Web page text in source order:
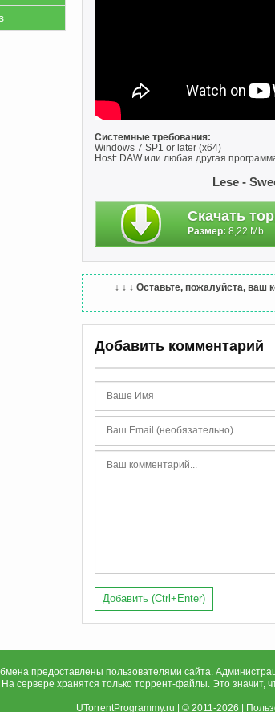
Системные требования:
Windows 7 SP1 or later (x64)
Host: DAW или любая другая
Lese -
Скачать
Размер: 8,22 Mb
↓ ↓ ↓ Оставьте, пожалуйста, ваш
Добавить комментарий
Добавить (Ctrl+Enter)
предоставлены пользователями сайта.
сервере хранятся только торрент-файлы. Это значит,
UTorrentProgrammy.ru | © 2011-2026 |